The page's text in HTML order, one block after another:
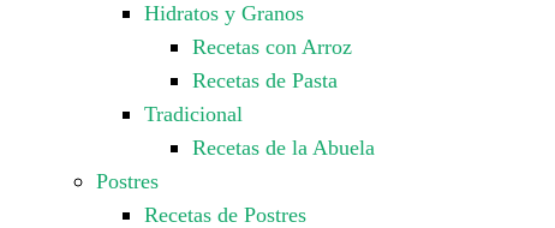
Hidratos y Granos
Recetas con Arroz
Recetas de Pasta
Tradicional
Recetas de la Abuela
Postres
Recetas de Postres